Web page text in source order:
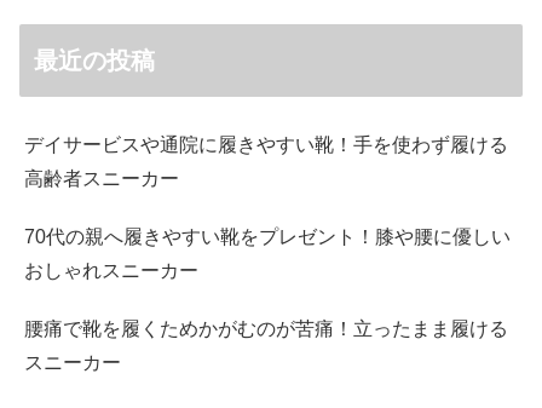
最近の投稿
デイサービスや通院に履きやすい靴！手を使わず履ける
高齢者スニーカー
70代の親へ履きやすい靴をプレゼント！膝や腰に優しい
おしゃれスニーカー
腰痛で靴を履くためかがむのが苦痛！立ったまま履ける
スニーカー